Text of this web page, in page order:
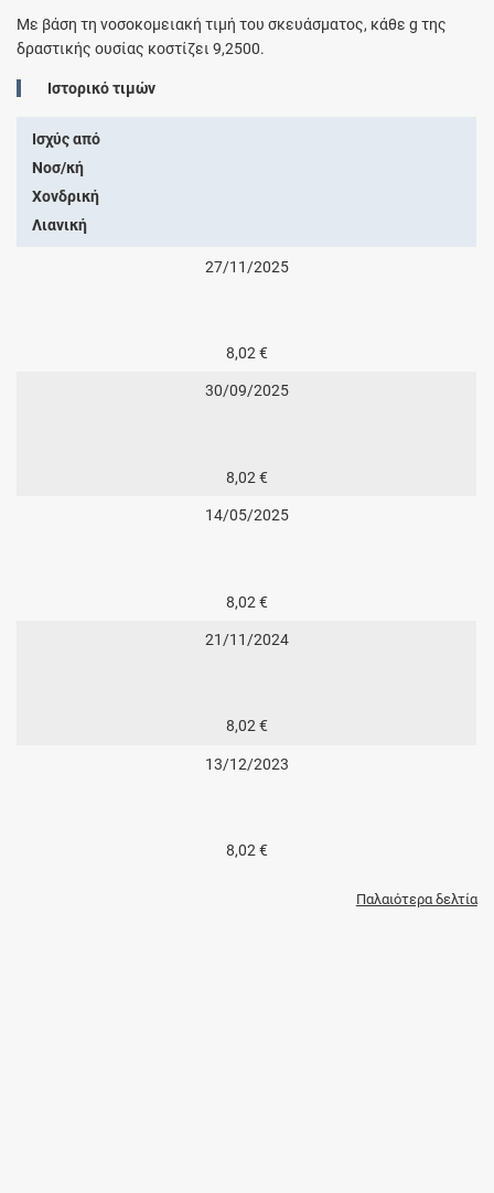
Με βάση τη νοσοκομειακή τιμή του σκευάσματος, κάθεg της
δραστικής ουσίας κοστίζει9,2500.
Ιστορικό τιμών
Ισχύς από
Νοσ/κή
Χονδρική
Λιανική
27/11/2025
8,02 €
30/09/2025
8,02 €
14/05/2025
8,02 €
21/11/2024
8,02 €
13/12/2023
8,02 €
Παλαιότερα δελτία